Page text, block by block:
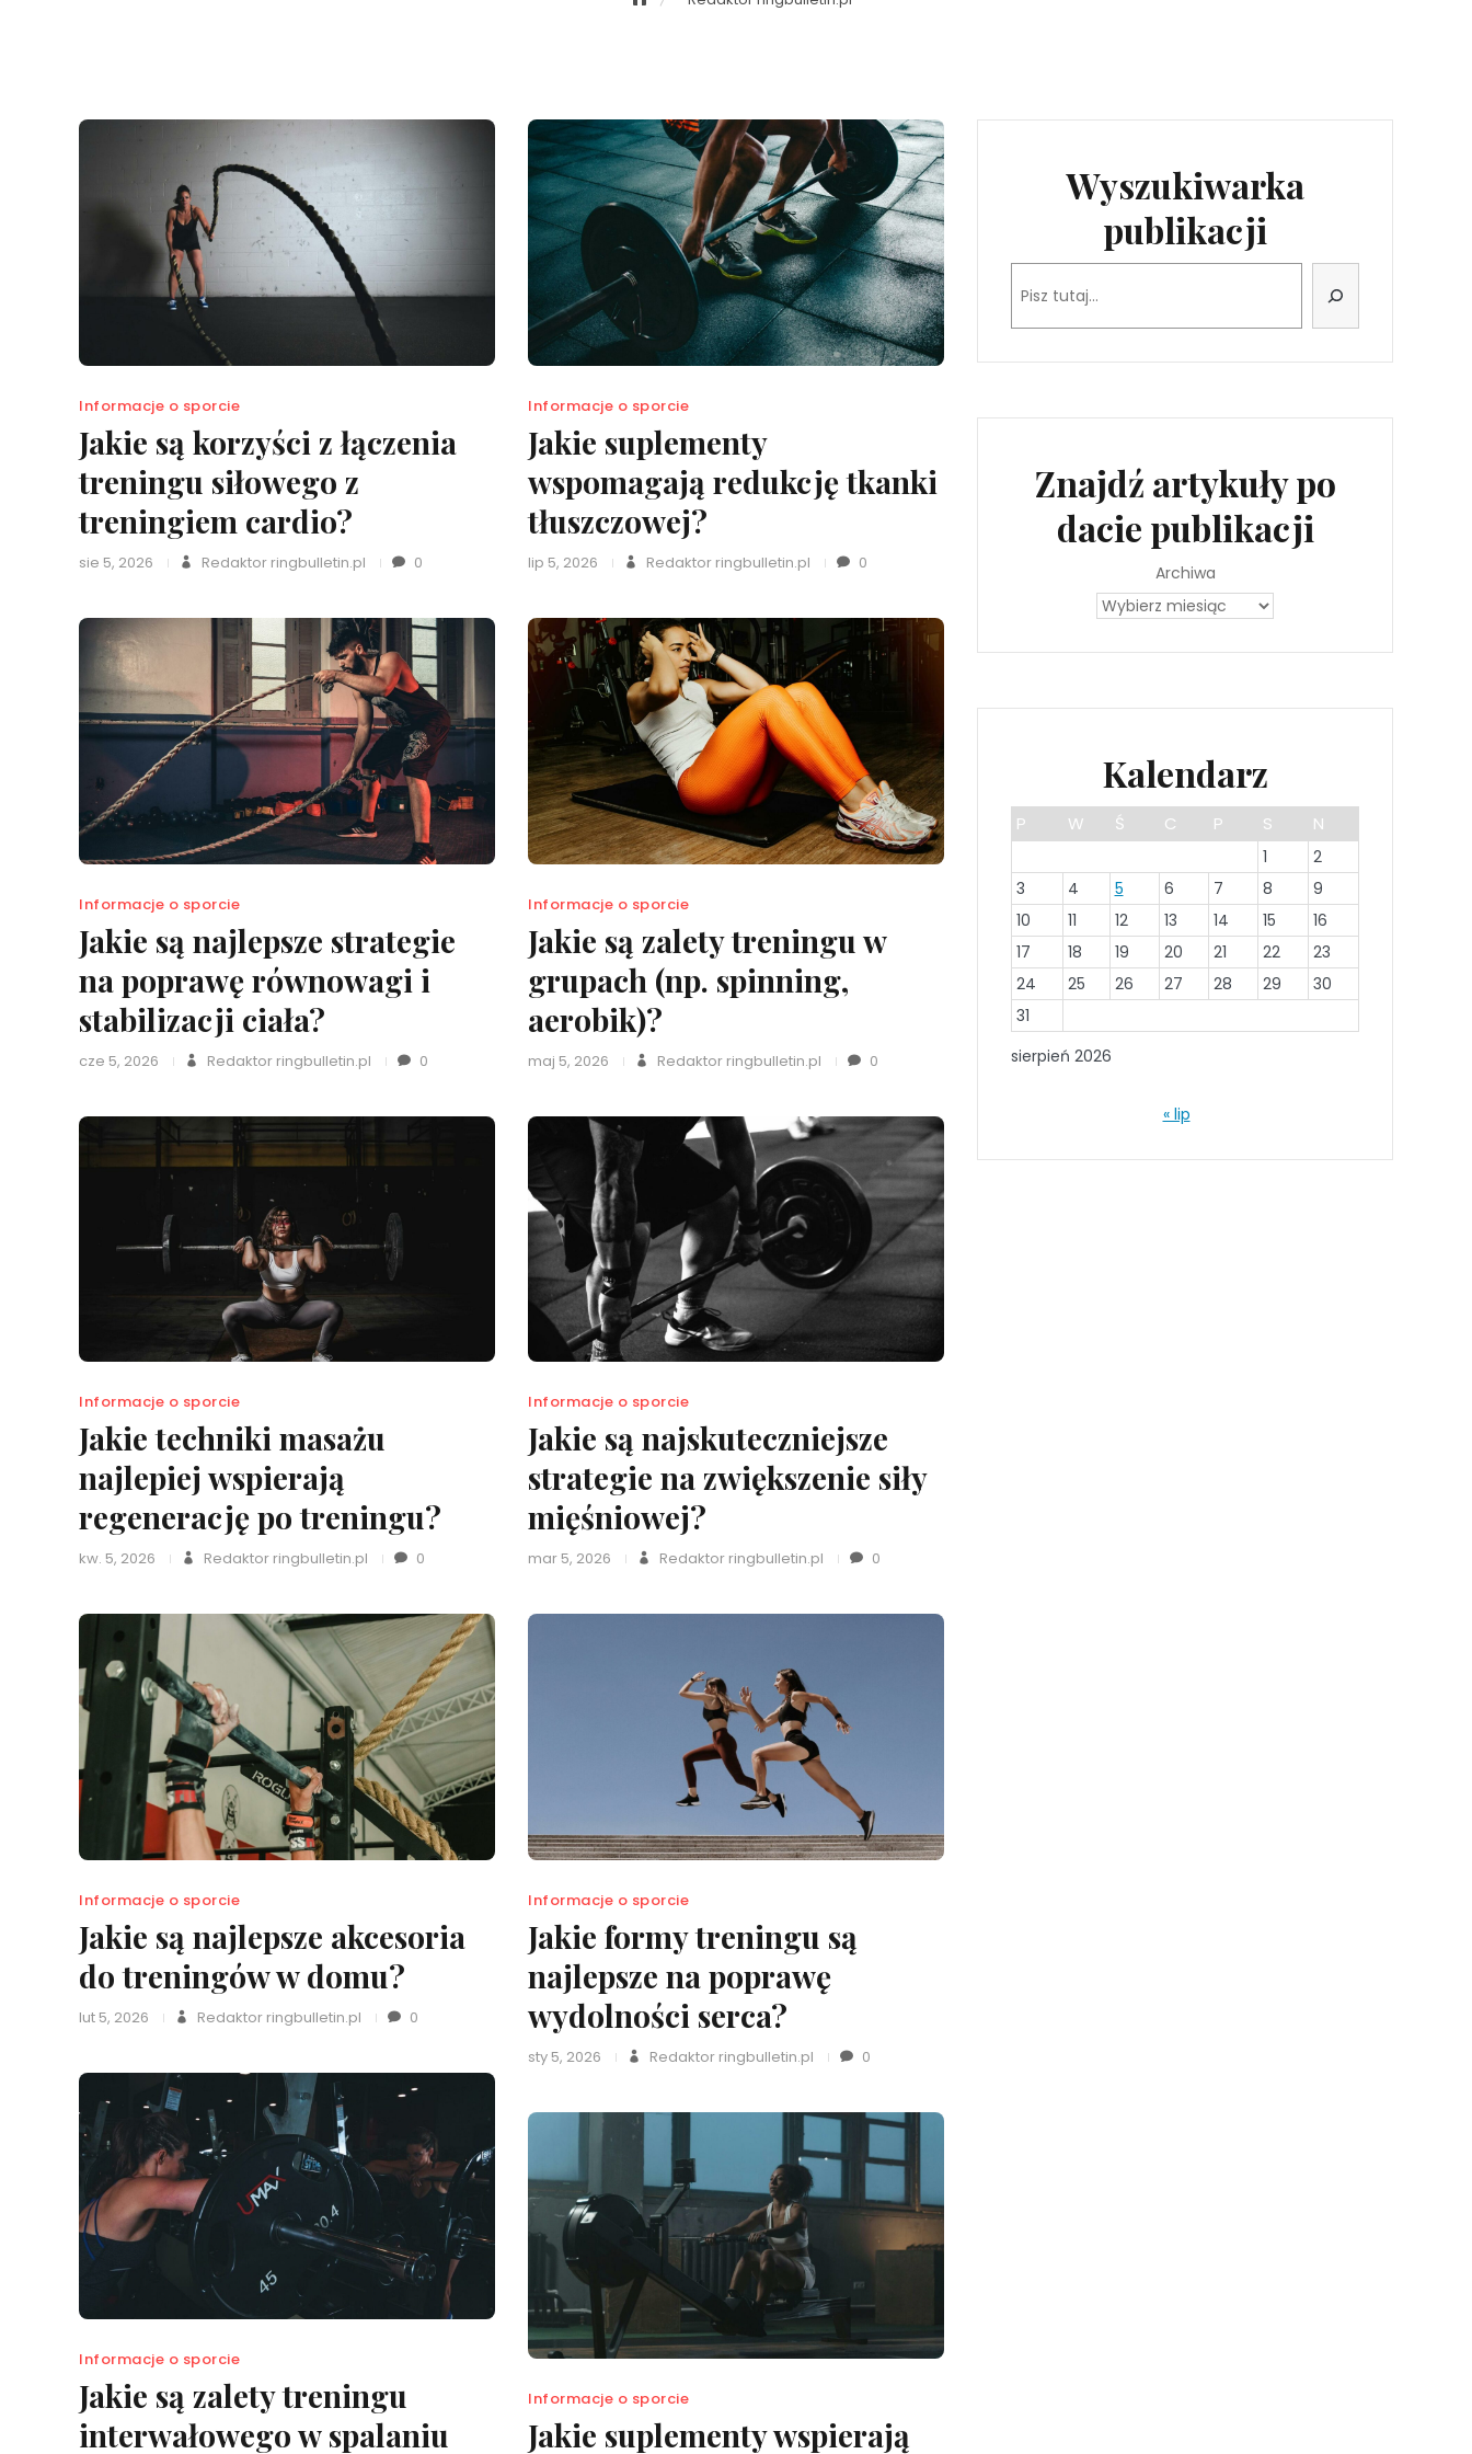
Informacje o sporcie
Jakie są korzyści z łączenia
treningu siłowego z
treningiem cardio?
sie 5, 2026 Redaktor ringbulletin.pl 0
Informacje o sporcie
Jakie suplementy
wspomagają redukcję tkanki
tłuszczowej?
lip 5, 2026 Redaktor ringbulletin.pl 0
Informacje o sporcie
Jakie są najlepsze strategie
na poprawę równowagi i
stabilizacji ciała?
cze 5, 2026 Redaktor ringbulletin.pl 0
Informacje o sporcie
Jakie są zalety treningu w
grupach (np. spinning,
aerobik)?
maj 5, 2026 Redaktor ringbulletin.pl 0
Informacje o sporcie
Jakie techniki masażu
najlepiej wspierają
regenerację po treningu?
kw. 5, 2026 Redaktor ringbulletin.pl 0
Informacje o sporcie
Jakie są najskuteczniejsze
strategie na zwiększenie siły
mięśniowej?
mar 5, 2026 Redaktor ringbulletin.pl 0
Informacje o sporcie
Jakie są najlepsze akcesoria
do treningów w domu?
lut 5, 2026 Redaktor ringbulletin.pl 0
Informacje o sporcie
Jakie formy treningu są
najlepsze na poprawę
wydolności serca?
sty 5, 2026 Redaktor ringbulletin.pl 0
Informacje o sporcie
Jakie są zalety treningu
interwałowego w spalaniu
Informacje o sporcie
Jakie suplementy wspierają
Wyszukiwarka
publikacji
Znajdź artykuły po
dacie publikacji
Archiwa
Kalendarz
sierpień 2026
P W Ś C P S N
1
2
3
4 5 6 7 8
9
10
11 12 13 14 15
16
17
18 19 20 21 22
23
24
25 26 27 28 29
30
31
« lip